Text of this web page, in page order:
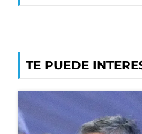
TE PUEDE